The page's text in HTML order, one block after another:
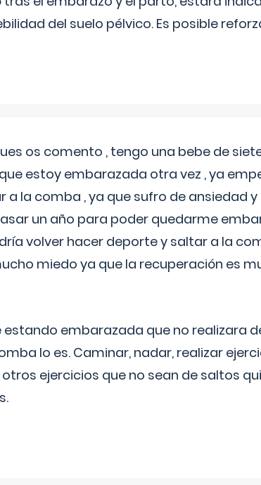
del suelo pélvico. Es posible
os comento , tengo una bebe de
estoy embarazada otra vez , ya
la comba , ya que sufro de ansiedad
un año para poder quedarme
volver hacer deporte y saltar a la
miedo ya que la recuperación es
estando embarazada que no realizara
lo es. Caminar, nadar, realizar
ejercicios que no sean de saltos